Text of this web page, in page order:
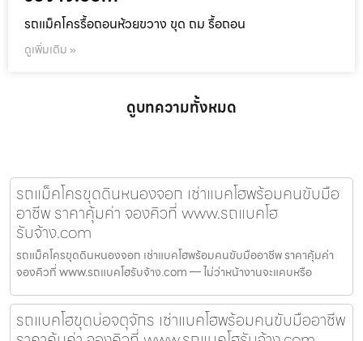
รถแม็คโครรื้อถอนห้วยขวาง ขุด ถม รื้อถอน
ดูเพิ่มเติม »
ดูบทความทั้งหมด
รถแม็คโครขุดดินหนองจอก เช่าแบคโฮพร้อมคนขับมือ
อาชีพ ราคาคุ้มค่า จองคิวที่ www.รถแบคโฮ
รับจ้าง.com
รถแม็คโครขุดดินหนองจอก เช่าแบคโฮพร้อมคนขับมืออาชีพ ราคาคุ้มค่า
จองคิวที่ www.รถแบคโฮรับจ้าง.com — ไม่ว่าหน้างานจะแคบหรือ
รถแบคโฮขุดบ่อจตุจักร เช่าแบคโฮพร้อมคนขับมืออาชีพ